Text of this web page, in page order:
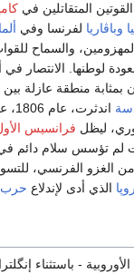
المتقاتلين في
وباڤاريا لفرنسا وفي
المهزومين، والسماح
لوطنها.
بمثابة منطقة عازلة
اندثرت، عام 1806، عندما تنازل
ليظل فرانسيس
لم تؤسس سلام دائم في
الغزو الفرنسي،
الذي أدى لإندلاع حرب
الأوروبية -